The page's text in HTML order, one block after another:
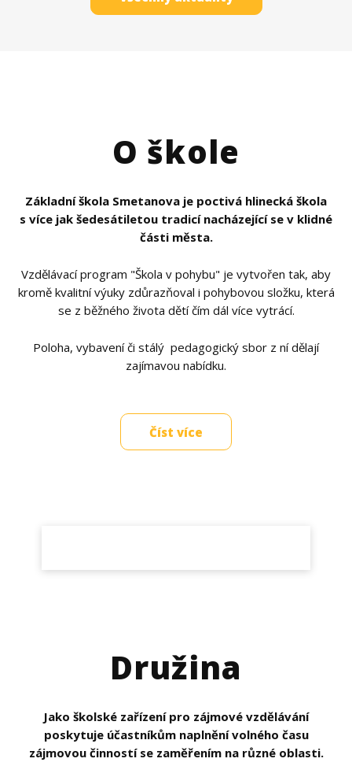
O škole
Základní škola Smetanova je poctivá hlinecká škola
s více jak šedesátiletou tradicí nacházející se v klidné
části města.
Vzdělávací program "Škola v pohybu" je vytvořen tak, aby
kromě kvalitní výuky zdůrazňoval i pohybovou složku, která
se z běžného života dětí čím dál více vytrácí.
Poloha, vybavení či stálý pedagogický sbor z ní dělají
zajímavou nabídku.
Číst více
Družina
Jako školské zařízení pro zájmové vzdělávání
poskytuje účastníkům naplnění volného času
zájmovou činností se zaměřením na různé oblasti.